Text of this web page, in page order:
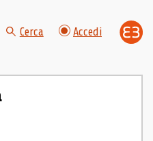
Cerca Accedi